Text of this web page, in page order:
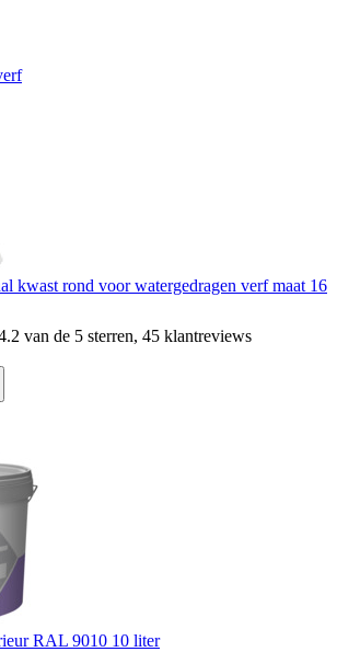
kwast rond voor watergedragen verf maat 16
van de 5 sterren, 45 klantreviews
RAL 9010 10 liter